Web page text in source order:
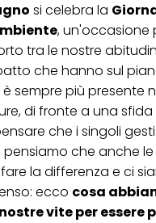
si celebra la
, un'occasione
tra le nostre
che hanno sul
sempre più presente
di fronte a una
che i singoli
pensiamo che anche
la differenza e ci
ecco cosa
vite per essere